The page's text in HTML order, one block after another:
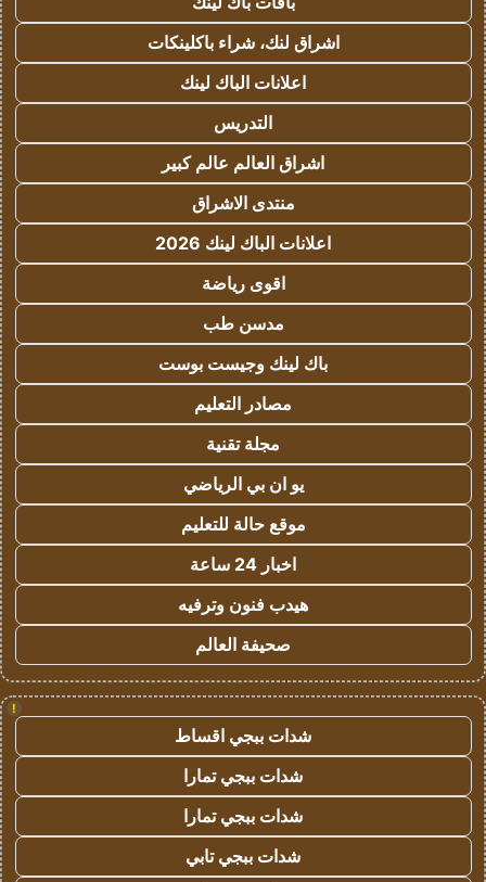
اشراق لنك، شراء باكلينكات
اعلانات الباك لينك
التدريس
اشراق العالم عالم كبير
منتدى الاشراق
اعلانات الباك لينك 2026
اقوى رياضة
مدسن طب
باك لينك وجيست بوست
مصادر التعليم
مجلة تقنية
يو ان بي الرياضي
موقع حالة للتعليم
اخبار 24 ساعة
هيدب فنون وترفيه
صحيفة العالم
!
شدات ببجي اقساط
شدات ببجي تمارا
شدات ببجي تمارا
شدات ببجي تابي